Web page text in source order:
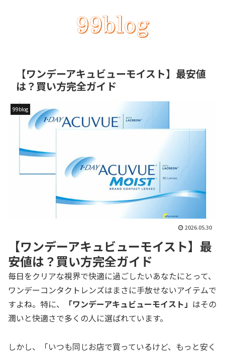
【ワンデーアキュビューモイスト】最安値
は？買い方完全ガイド
99blog
2026.05.30
【ワンデーアキュビューモイスト】最
安値は？買い方完全ガイド
毎日をクリアな視界で快適に過ごしたいあなたにとって、
ワンデーコンタクトレンズはまさに手放せないアイテムで
すよね。特に、
「ワンデーアキュビューモイスト」 はその
潤いと快適さで多くの人に選ばれています。
しかし、「いつも同じお店で買っているけど、もっと安く